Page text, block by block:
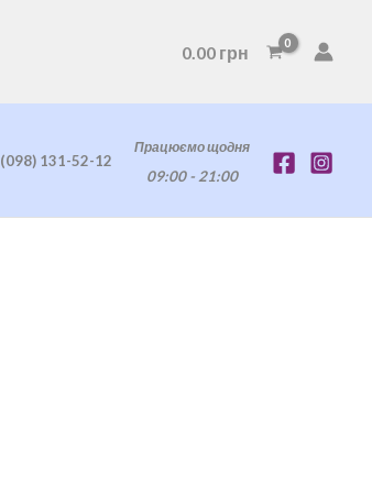
0.00 грн
(098) 131-52-12
Працюємо щодня
09:00 - 21:00